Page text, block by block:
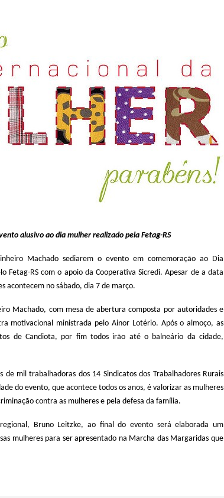
alusivo ao dia mulher realizado pela Fetag-RS
Machado sediarem o evento em comemoração ao Dia
Fetag-RS com o apoio da Cooperativa Sicredi. Apesar de a data
acontecem no sábado, dia 7 de março.
Machado, com mesa de abertura composta por autoridades e
motivacional ministrada pelo Ainor Lotério. Após o almoço, as
de Candiota, por fim todos irão até o balneário da cidade,
mil trabalhadoras dos 14 Sindicatos dos Trabalhadores Rurais
do evento, que acontece todos os anos, é valorizar as mulheres
contra as mulheres e pela defesa da família.
Bruno Leitzke, ao final do evento será elaborada um
mulheres para ser apresentado na Marcha das Margaridasque